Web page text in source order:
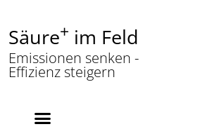
Säure+ im Feld
Emissionen senken -
Effizienz steigern